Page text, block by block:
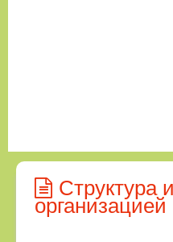
Структура
организацией